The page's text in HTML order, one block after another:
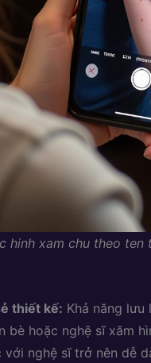
hinh xam chu theo
thiết kế: Khả năng
bè hoặc nghệ sĩ xăm
nghệ sĩ trở nên dễ